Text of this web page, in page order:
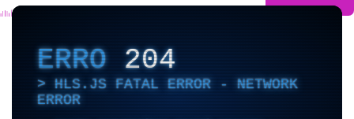
ERRO204
HLS.JS FATAL ERROR - NETWORK
ERROR